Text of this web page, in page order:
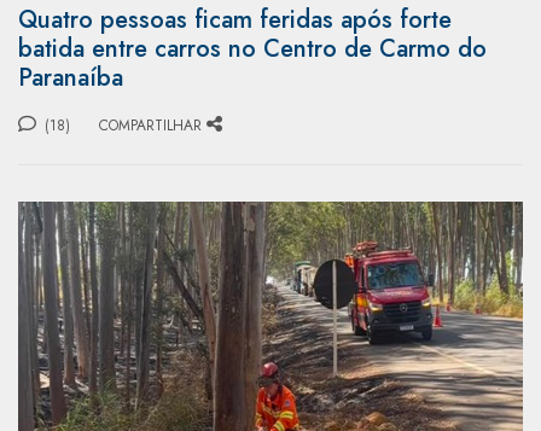
Quatro pessoas ficam feridas após forte
batida entre carros no Centro de Carmo do
Paranaíba
(18) COMPARTILHAR